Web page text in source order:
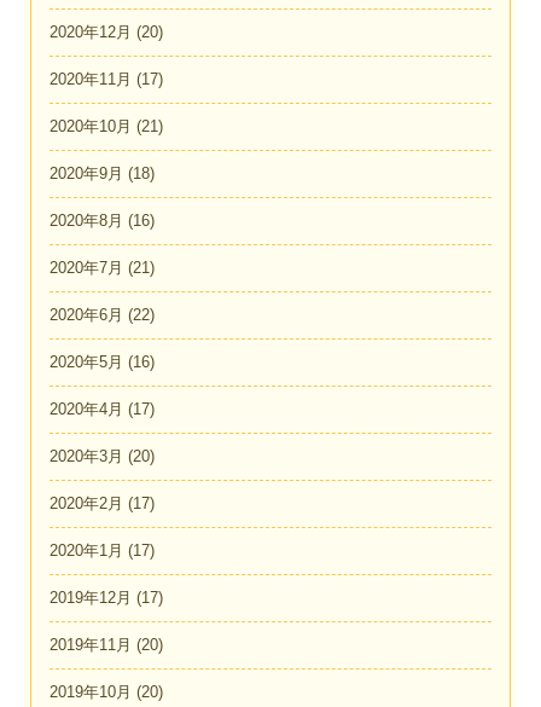
2020年12月 (20)
2020年11月 (17)
2020年10月 (21)
2020年9月 (18)
2020年8月 (16)
2020年7月 (21)
2020年6月 (22)
2020年5月 (16)
2020年4月 (17)
2020年3月 (20)
2020年2月 (17)
2020年1月 (17)
2019年12月 (17)
2019年11月 (20)
2019年10月 (20)